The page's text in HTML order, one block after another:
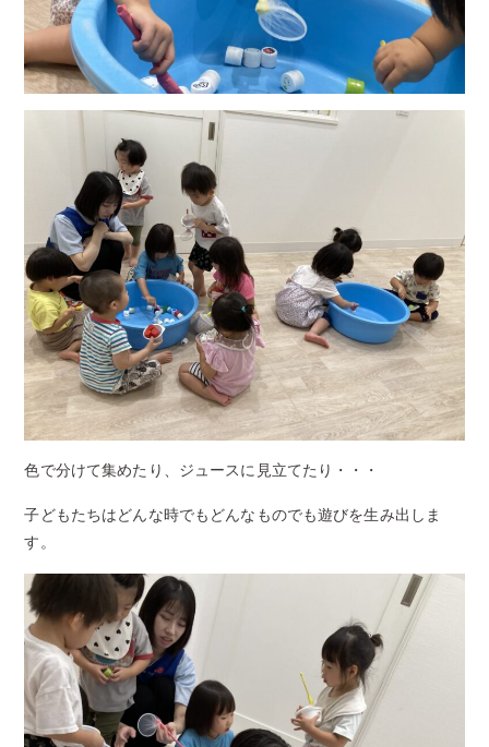
色で分けて集めたり、ジュースに見立てたり・・・
子どもたちはどんな時でもどんなものでも遊びを生み出しま
す。